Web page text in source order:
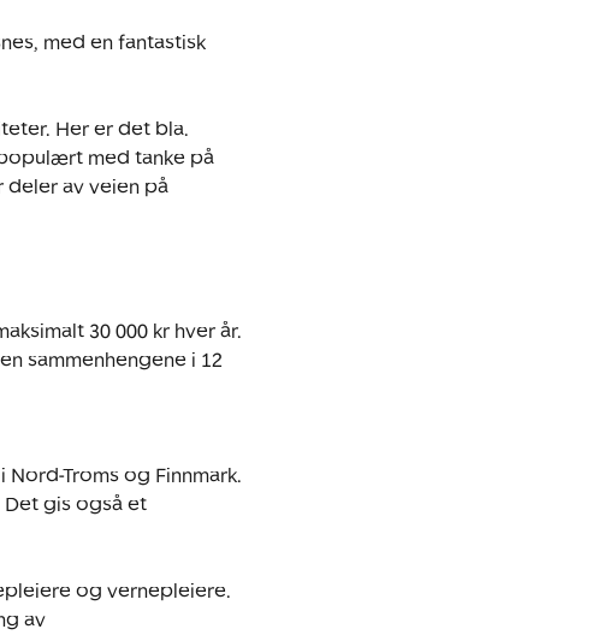
med en fantastisk
Her er det bla.
med tanke på
deler av veien på
30 000 kr hver år.
sammenhengene i 12
Troms og Finnmark.
Det gis også et
og vernepleiere.
av